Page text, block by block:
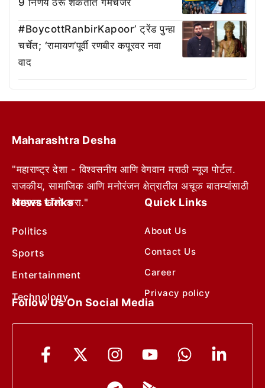
9 निर्णय ठरू शकतात गेमचेंजर
#BoycottRanbirKapoor’ ट्रेंड पुन्हा
चर्चेत; ‘रामायण’पूर्वी रणबीर कपूरवर नवा
वाद
Maharashtra Desha
"महाराष्ट्र देशा - विश्वसनीय आणि वेगवान मराठी न्यूज पोर्टल.
राजकीय, सामाजिक आणि मनोरंजन क्षेत्रातील अचूक बातम्यांसाठी
आम्हाला फॉलो करा."
News Links
Politics
Sports
Entertainment
Technology
Quick Links
About Us
Contact Us
Career
Privacy policy
Follow Us On Social Media